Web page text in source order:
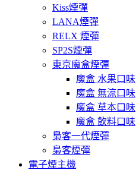
Kiss煙彈
LANA煙彈
RELX 煙彈
SP2S煙彈
東京魔盒煙彈
魔盒 水果口味
魔盒 無涼口味
魔盒 草本口味
魔盒 飲料口味
梟客一代煙彈
梟客煙彈
電子煙主機